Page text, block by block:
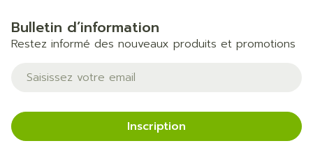
Bulletin d’information
Restez informé des nouveaux produits et promotions
Adresse mail
Inscription